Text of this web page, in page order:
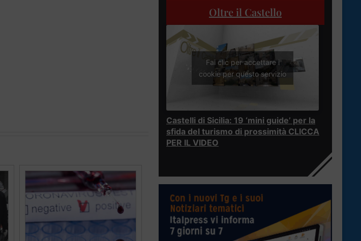
Oltre il Castello
Fai clic per accettare i
cookie per questo servizio
Castelli di Sicilia: 19 ‘mini guide’ per la
sfida del turismo di prossimità CLICCA
PER IL VIDEO